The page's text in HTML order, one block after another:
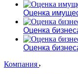
Оценка
Оценка
Оценка
Компания